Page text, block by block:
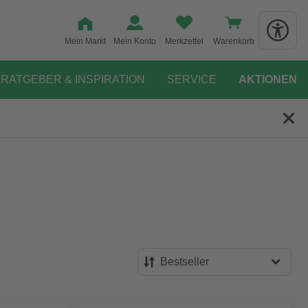
Mein Markt Mein Konto Merkzettel Warenkorb
RATGEBER & INSPIRATION SERVICE AKTIONEN
Bestseller